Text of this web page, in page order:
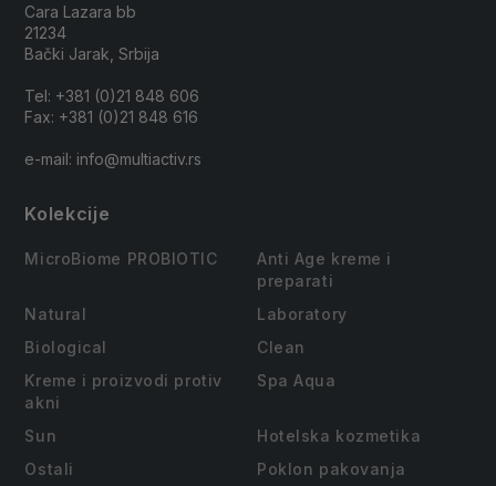
Cara Lazara bb
21234
Bački Jarak, Srbija
Tel: +381 (0)21 848 606
Fax: +381 (0)21 848 616
e-mail: info@multiactiv.rs
Kolekcije
MicroBiome PROBIOTIC
Anti Age kreme i
preparati
Natural
Laboratory
Biological
Clean
Kreme i proizvodi protiv
akni
Spa Aqua
Sun
Hotelska kozmetika
Ostali
Poklon pakovanja